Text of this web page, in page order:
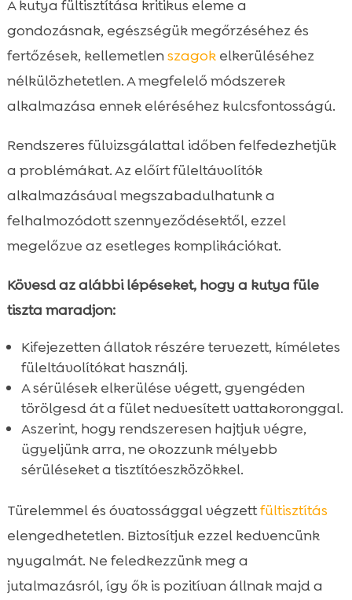
A kutya fültisztítása kritikus eleme a
gondozásnak, egészségük megőrzéséhez és
fertőzések, kellemetlenszagokelkerüléséhez
nélkülözhetetlen. A megfelelő módszerek
alkalmazása ennek eléréséhez kulcsfontosságú.
Rendszeres fülvizsgálattal időben felfedezhetjük
a problémákat. Az előírt füleltávolítók
alkalmazásával megszabadulhatunk a
felhalmozódott szennyeződésektől, ezzel
megelőzve az esetleges komplikációkat.
Kövesd az alábbi lépéseket, hogy a kutya füle
tiszta maradjon:
Kifejezetten állatok részére tervezett, kíméletes
füleltávolítókat használj.
A sérülések elkerülése végett, gyengéden
törölgesd át a fület nedvesített vattakoronggal.
Aszerint, hogy rendszeresen hajtjuk végre,
ügyeljünk arra, ne okozzunk mélyebb
sérüléseket a tisztítóeszközökkel.
Türelemmel és óvatossággal végzettfültisztítás
elengedhetetlen. Biztosítjuk ezzel kedvencünk
nyugalmát. Ne feledkezzünk meg a
jutalmazásról, így ők is pozitívan állnak majd a